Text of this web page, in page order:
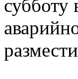
субботу